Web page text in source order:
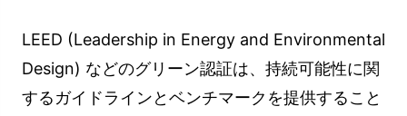
LEED (Leadership in Energy and Environmental
Design) などのグリーン認証は、持続可能性に関
するガイドラインとベンチマークを提供すること